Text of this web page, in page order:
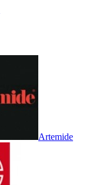
Artemide